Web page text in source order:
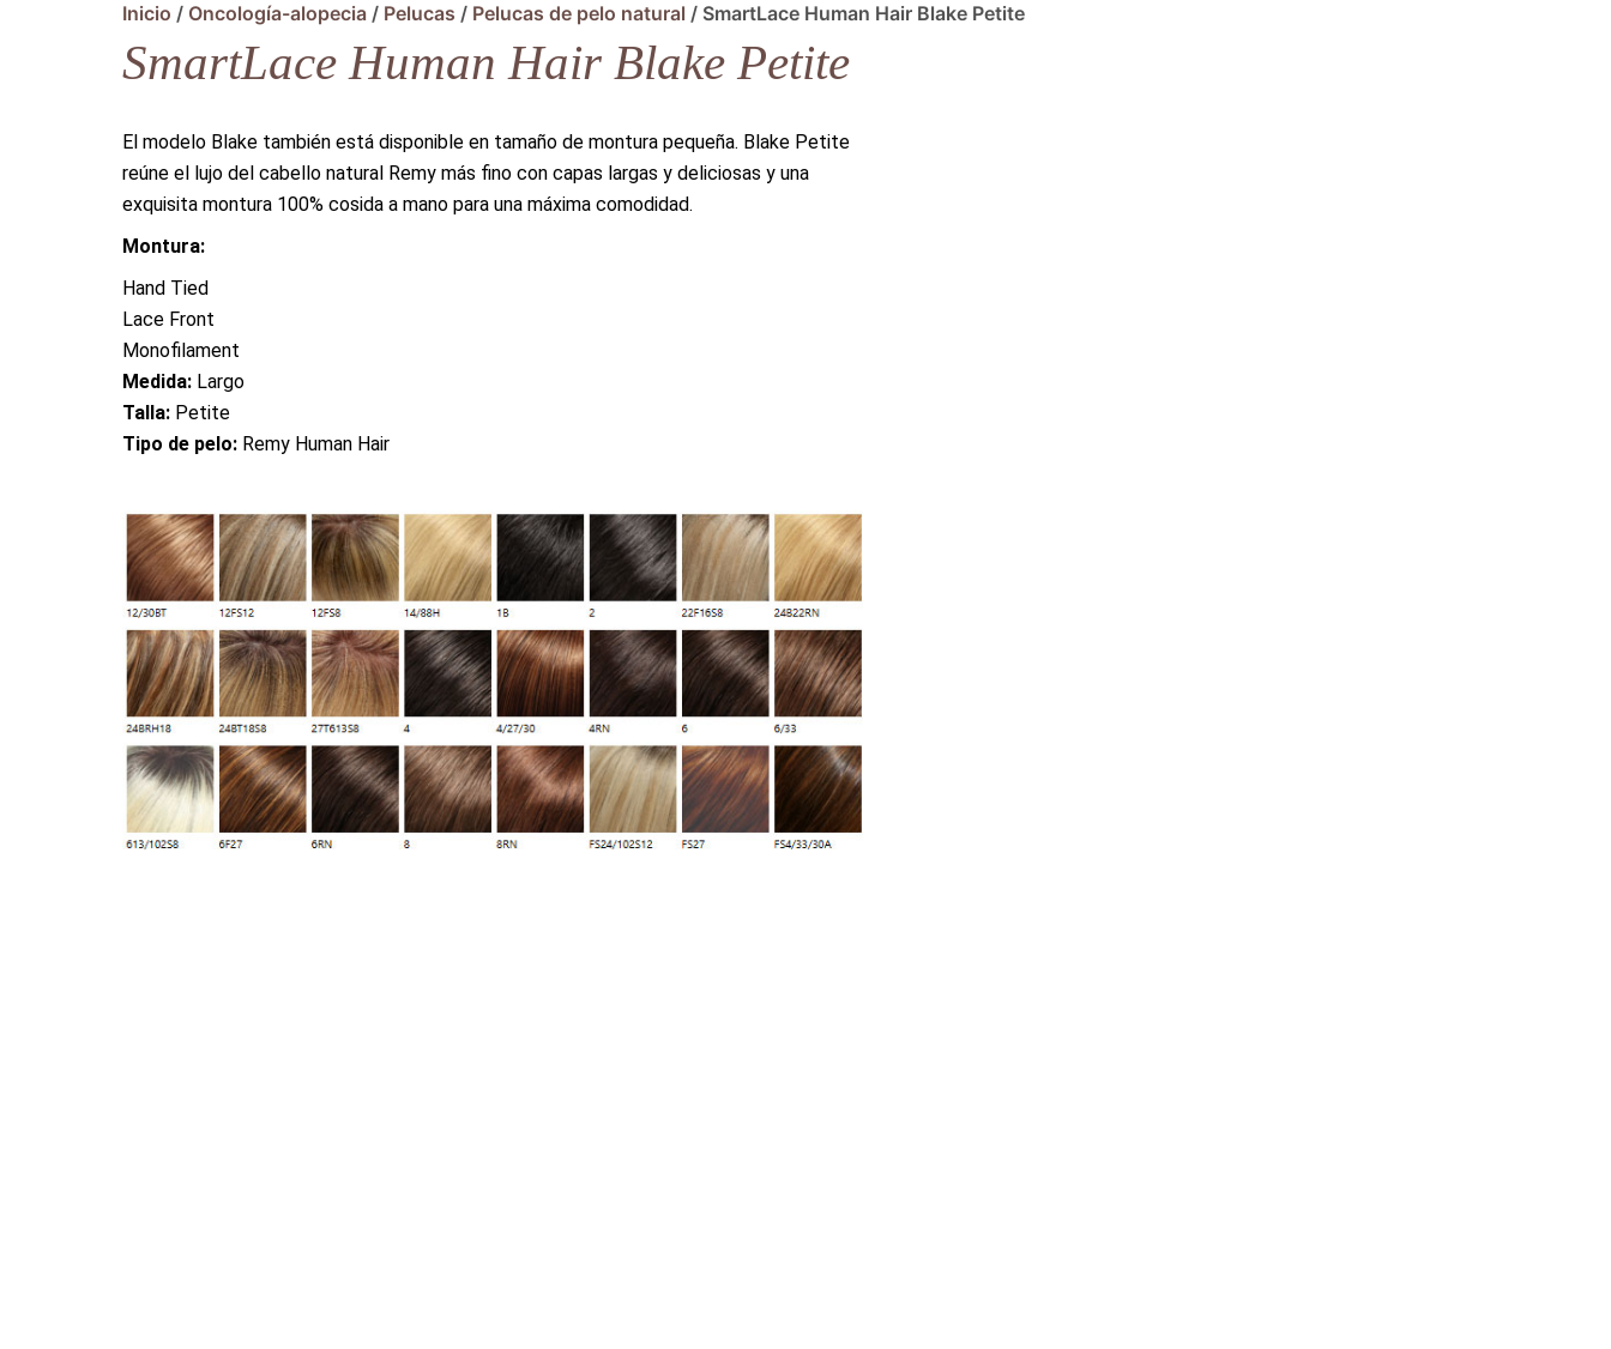
Inicio / Oncología-alopecia / Pelucas / Pelucas de pelo natural / SmartLace Human Hair Blake Petite
SmartLace Human Hair Blake Petite
El modelo Blake también está disponible en tamaño de montura pequeña. Blake Petite
reúne el lujo del cabello natural Remy más fino con capas largas y deliciosas y una
exquisita montura 100% cosida a mano para una máxima comodidad.
Montura:
Hand Tied
Lace Front
Monofilament
Medida: Largo
Talla: Petite
Tipo de pelo: Remy Human Hair